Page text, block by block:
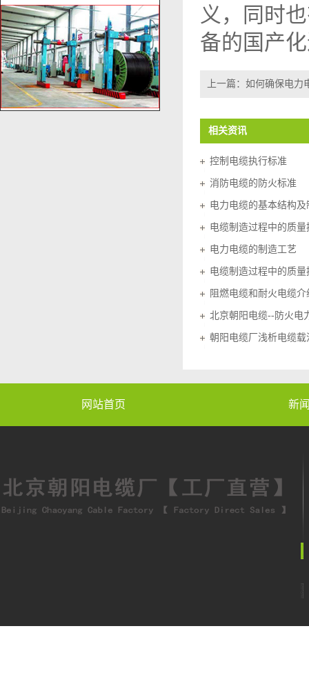
义，同时
备的国产
上一篇： 如何确保电力
相关资讯
控制电缆执行标准
消防电缆的防火标准
电力电缆的基本结构及
电缆制造过程中的质量
电力电缆的制造工艺
电缆制造过程中的质
阻燃电缆和耐火电缆介
北京朝阳电缆--防火电
朝阳电缆厂浅析电缆载
网站首页 新